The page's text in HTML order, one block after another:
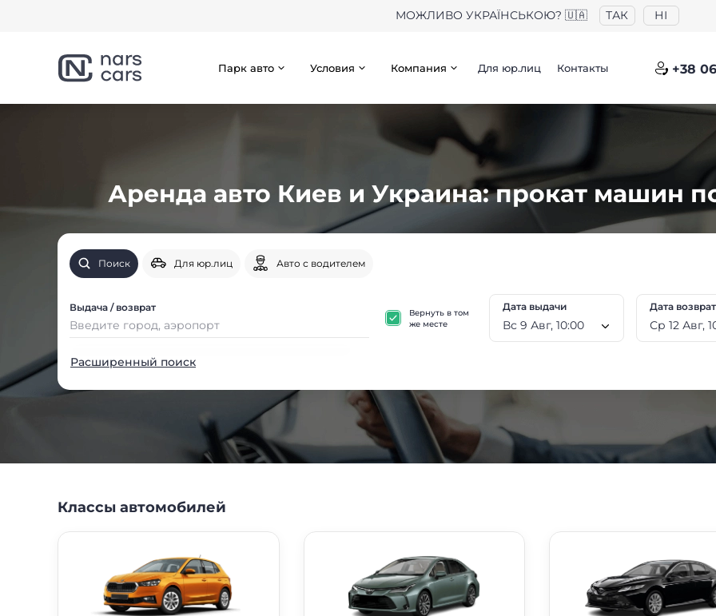
МОЖЛИВО УКРАЇНСЬКОЮ? 🇺🇦 ТАК НІ
Парк авто Условия Компания Для юр.лиц Контакты +38
Аренда авто Киев и Украина: прокат машин
Поиск Для юр.лиц Авто с водителем
Выдача / возврат
Вс 9 Авг, 10:00
Дата выдачи
Ср
Дата
Вернуть в том
же месте
Расширенный поиск
Классы автомобилей